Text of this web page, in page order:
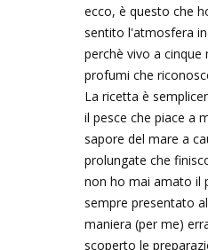
ecco, è questo che
sentito l'atmosfera
perchè vivo a
profumi che
La ricetta è
il pesce che piace a
sapore del mare a
prolungate che
non ho mai amato il
sempre presentato
maniera (per me)
scoperto le